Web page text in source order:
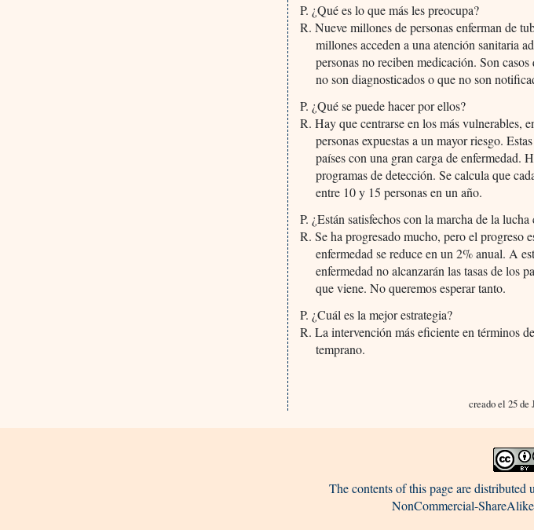
P. ¿Qué es lo que más les preocupa?
R. Nueve millones de personas enferman de
millones acceden a una atención sanitaria
personas no reciben medicación. Son
no son diagnosticados o que no son
P. ¿Qué se puede hacer por ellos?
R. Hay que centrarse en los más vulnerables,
personas expuestas a un mayor riesgo.
países con una gran carga de enfermedad.
programas de detección. Se calcula que
entre 10 y 15 personas en un año.
P. ¿Están satisfechos con la marcha de la
R. Se ha progresado mucho, pero el progreso
enfermedad se reduce en un 2% anual. A
enfermedad no alcanzarán las tasas de los
que viene. No queremos esperar tanto.
P. ¿Cuál es la mejor estrategia?
R. La intervención más eficiente en términos
temprano.
creado el 25 de
The contents of this page are
NonCommercial-